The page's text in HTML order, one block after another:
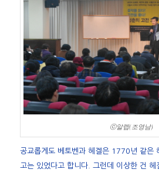
ⓒ알렙(조영남)
공교롭게도 베토벤과 헤겔은 1770년 같은
고는 있었다고 합니다. 그런데 이상한 건 헤